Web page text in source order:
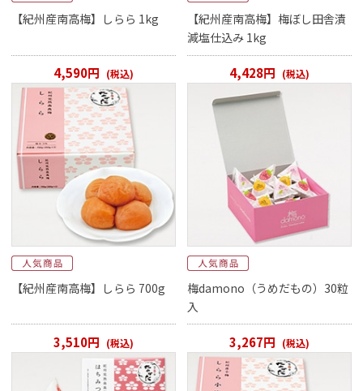
0120-12-2486
【営業時間】8:30～17:30
休業日：日曜・祝日／土曜は不定休
お問い合わせフォームはこちら
閉じる
【紀州産南高梅】しらら 1kg
4,590円 (税込)
【紀州産南高梅】梅ぼし田舎漬
減塩仕込み 1kg
4,428円 (税込)
【紀州産南高梅】しらら 700g
3,510円 (税込)
梅damono（うめだもの）30粒
入
3,267円 (税込)